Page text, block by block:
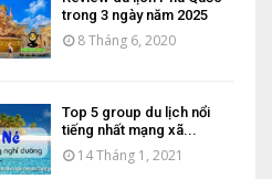
trong 3 ngày năm 2025
8 Tháng 6, 2020
Top 5 group du lịch nổi
tiếng nhất mạng xã...
14 Tháng 1, 2021